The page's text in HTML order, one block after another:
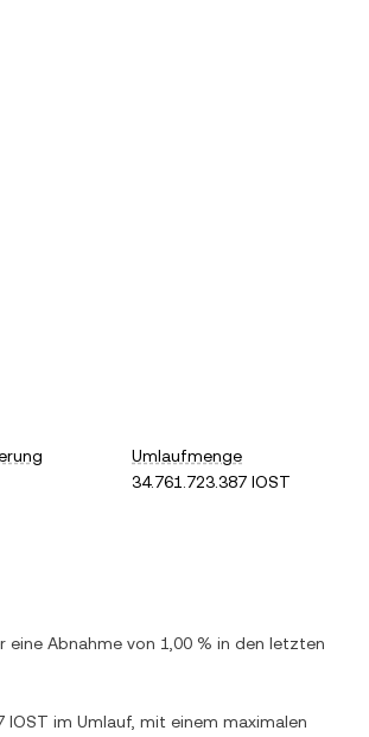
Umlaufmenge
34.761.723.387 IOST
eine Abnahme von 1,00 % in den letzten
IOST im Umlauf, mit einem maximalen